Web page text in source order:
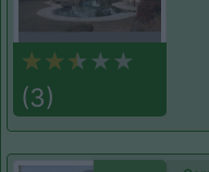
(3)